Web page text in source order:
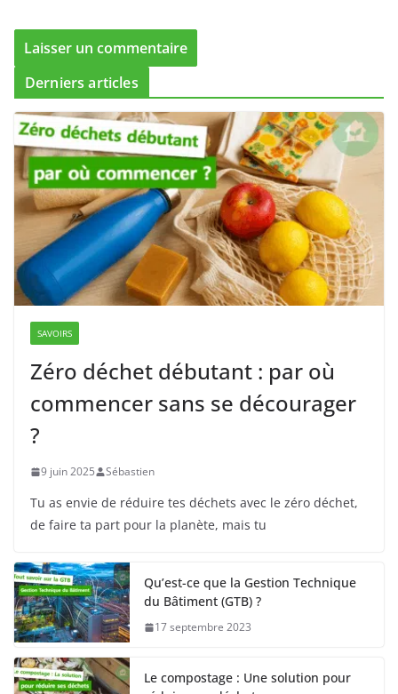
Derniers articles
SAVOIRS
Zéro déchet débutant : par où
commencer sans se décourager
?
9 juin 2025 Sébastien
Tu as envie de réduire tes déchets avec le zéro déchet,
de faire ta part pour la planète, mais tu
Qu’est-ce que la Gestion Technique
du Bâtiment (GTB) ?
17 septembre 2023
Le compostage : Une solution pour